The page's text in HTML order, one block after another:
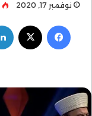
نوفمبر 17, 2020
فيسبوك